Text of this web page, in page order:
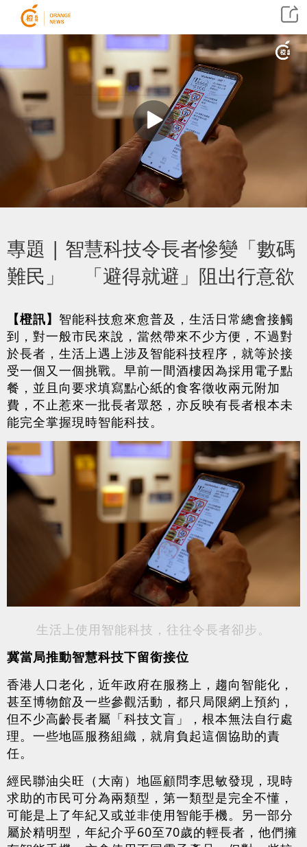
專題 | 智慧科技令長者慘變「數碼
難民」 「避得就避」阻出行意欲
【橙訊】 智能科技愈來愈普及，生活日常總會接觸
到，對一般市民來說，當然帶來不少方便，不過對
於長者，生活上遇上涉及智能科技程序，就等於接
受一個又一個挑戰。早前一間酒樓因為採用電子點
餐，並且向要求填寫點心紙的食客徵收兩元附加
費，不止惹來一批長者眾怒，亦反映有長者根本未
能完全掌握現時智能科技。
生活上使用智能科技，往往令長者卻步。
冀當局推動智慧科技下留銜接位
香港人口老化， 近年政府在服務上，趨向智能化，
甚至博物館及一些參觀活動，都只局限網上預約，
但不少高齡長者屬「科技文盲」，根本無法自行處
理。一些地區服務組織，就肩負起這個協助的責
任。
經民聯油尖旺（大南）地區顧問李思敏發現，現時
求助的市民可分為兩類型，第一類型是完全不懂，
可能是上了年紀又或並非使用智能手機。另一部分
屬於精明型，年紀介乎60至70歲的輕長者，他們擁